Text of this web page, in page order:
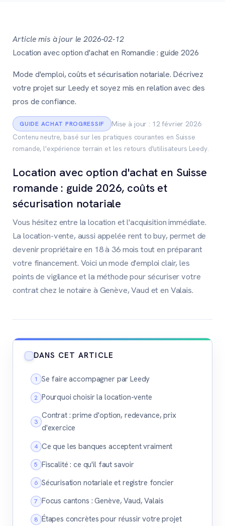
Article mis à jour le 2026-02-12
Location avec option d'achat en Romandie : guide 2026
Mode d'emploi, coûts et sécurisation notariale. Décrivez
votre projet sur Leedy et soyez mis en relation avec des
pros de confiance.
GUIDE ACHAT PROGRESSIF
Mise à jour : 12 février 2026
Contenu neutre, basé sur les pratiques courantes en Suisse
romande, l'expérience terrain et les retours d'utilisateurs Leedy.
Location avec option d'achat en Suisse
romande : guide 2026, coûts et
sécurisation notariale
Vous hésitez entre la location et l'acquisition immédiate.
La location-vente, aussi appelée rent to buy, permet de
devenir propriétaire en 18 à 36 mois tout en préparant
votre financement. Voici un mode d'emploi clair, les
points de vigilance et la méthode pour sécuriser votre
contrat chez le notaire à Genève, Vaud et en Valais.
DANS CET ARTICLE
Se faire accompagner par Leedy
Pourquoi choisir la location-vente
Contrat : prime d'option, redevance, prix
d'exercice
Ce que les banques acceptent vraiment
Fiscalité : ce qu'il faut savoir
Sécurisation notariale et registre foncier
Focus cantons : Genève, Vaud, Valais
Étapes concrètes pour réussir votre projet